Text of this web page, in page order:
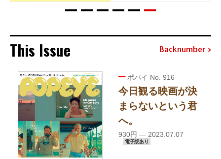
This Issue Backnumber
ポパイ No. 916
今日観る映画が決
まらないという君
へ。
930円 — 2023.07.07
電子版あり